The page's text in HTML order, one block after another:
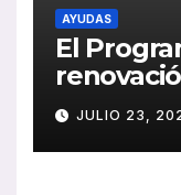
AYUDAS
El
ayudas a
ligeros
JULIO 23,